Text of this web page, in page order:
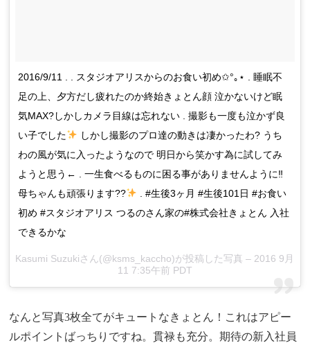
2016/9/11 . . スタジオアリスからのお食い初め✩°｡⋆ . 睡眠不
足の上、夕方だし疲れたのか終始きょとん顔 泣かないけど眠
気MAX?しかしカメラ目線は忘れない . 撮影も一度も泣かず良
い子でした
しかし撮影のプロ達の動きは凄かったわ? うち
わの風が気に入ったようなので 明日から笑かす為に試してみ
ようと思う← . 一生食べるものに困る事がありませんように‼︎
母ちゃんも頑張ります??
. #生後3ヶ月 #生後101日 #お食い
初め #スタジオアリス つるのさん家の#株式会社きょとん 入社
できるかな
Kasumi Suzukiさん(@ksms_kaccho)が投稿した写真 – 2016 9月
11 7:35午前 PDT
なんと写真3枚全てがキュートなきょとん！これはアピー
ルポイントばっちりですね。貫禄も充分。期待の新入社員